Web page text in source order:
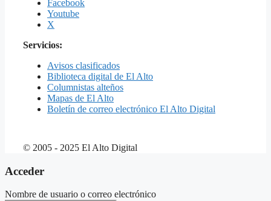
Facebook
Youtube
X
Servicios:
Avisos clasificados
Biblioteca digital de El Alto
Columnistas alteños
Mapas de El Alto
Boletín de correo electrónico El Alto Digital
© 2005 - 2025 El Alto Digital
Acceder
Nombre de usuario o correo electrónico